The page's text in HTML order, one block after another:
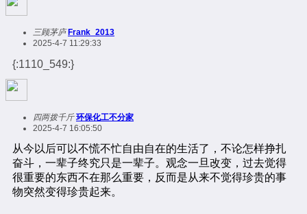
三顾茅庐 Frank_2013
2025-4-7 11:29:33
{:1110_549:}
四两拨千斤 环保化工不分家
2025-4-7 16:05:50